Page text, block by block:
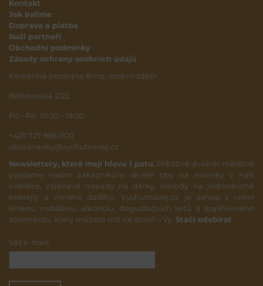
Kontakt
Jak balíme
Doprava a platba
Naši partneři
Obchodní podmínky
Zásady ochrany osobních údajů
Kamenná prodejna Brno, osobní odběr
Běhounská 2/22
Po – Pá: 10:00 – 18:00
+420 727 986 000
objednavky@vychutnavej.cz
Newslettery, které mají hlavu i patu.Přibližně dvakrát měsíčně
posíláme našim zákazníkům skvělé tipy na novinky v naší
nabídce, zajímavé nápady na dárky, návody na jednoduché
koktejly a mnoho dalšího. Vychutnávej.cz je eshop s velmi
širokou nabídkou alkoholu, degustačních setů a doplňkového
sortimentu, který můžete mít na dosah i Vy. Stačí odebírat.
Váš e-mail: